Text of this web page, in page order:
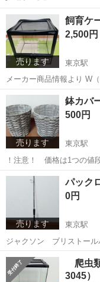
売ります
飼育ケ
2,500円
東京駅
メーカー商品情報より W
330mmです。 霧吹きしていたので、背面や側面など、うろこ汚れ残っ
ています。強力なうろこ
自己責任でお願い...
神奈川 横浜市
売ります
鉢カバ
500円
東京駅
！注意！ 価格は1つの値
ます。 大きさ 内寸 直径約26cm、底面直径約18.5cm、高さ約
合の鉢サイズが分...
神奈川 横浜市 東京駅
売ります
パック
0円
東京駅
ジャクソン ブリストールパ
継ぎのパックロッドでし
の上だけ残し、ラインの
かえに使用したい方やパー
神奈川 横浜市 東京
爬虫
3045）